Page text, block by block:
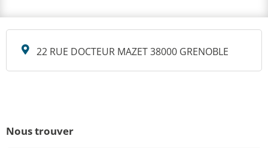
22 RUE DOCTEUR MAZET 38000 GRENOBLE
Nous trouver